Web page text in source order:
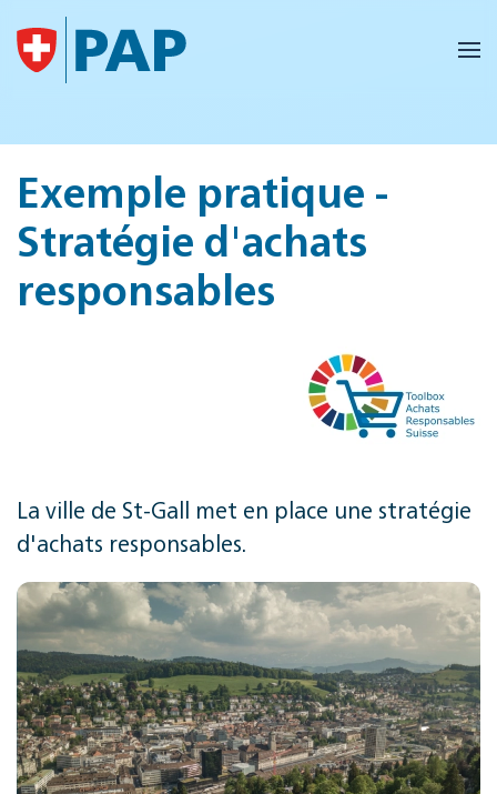
Accéder au contenu principal
Exemple pratique -
Stratégie d'achats
responsables
La ville de St-Gall met en place une stratégie
d'achats responsables.